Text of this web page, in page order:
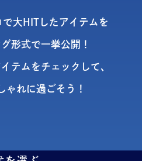
大HITしたアイテムを
形式で一挙公開！
テムをチェックして、
ゃれに過ごそう！